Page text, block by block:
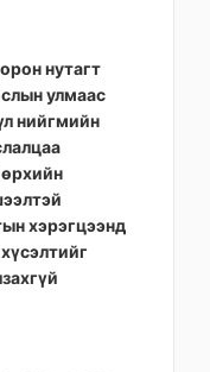
нутагт
улмаас
нийгмийн
хэрэгцээнд